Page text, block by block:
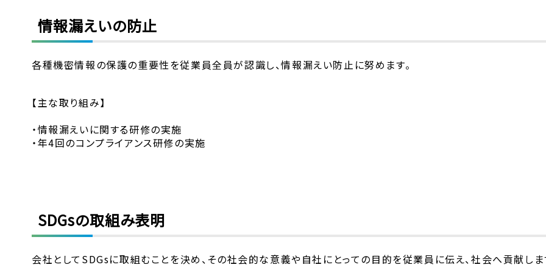
情報漏えいの防止
各種機密情報の保護の重要性を従業員全員が認識し、情報漏えい防止に努めます。
【主な取り組み】
・情報漏えいに関する研修の実施
・年4回のコンプライアンス研修の実施
SDGsの取組み表明
会社としてSDGsに取組むことを決め、その社会的な意義や自社にとっての目的を従業員に伝え、社会へ貢献しま